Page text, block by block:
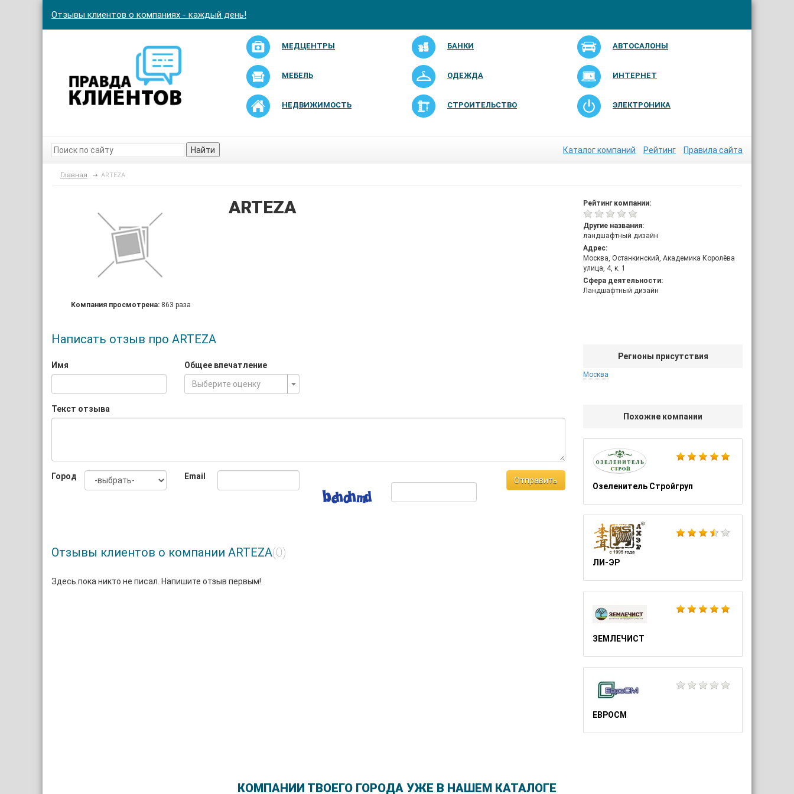
Отзывы клиентов о компаниях - каждый день!
МЕДЦЕНТРЫ БАНКИ АВТОСАЛОНЫ
МЕБЕЛЬ ОДЕЖДА ИНТЕРНЕТ
НЕДВИЖИМОСТЬ СТРОИТЕЛЬСТВО ЭЛЕКТРОНИКА
Найти Каталог компаний Рейтинг Правила сайта
Главная ARTEZA
Рейтинг компании:
Другие названия:
ландшафтный дизайн
Адрес:
Москва, Останкинский, Академика Королёва
улица, 4, к. 1
Сфера деятельности:
Ландшафтный дизайн
Регионы присутствия
Москва
Похожие компании
Озеленитель Стройгруп
ЛИ-ЭР
ЗЕМЛЕЧИСТ
ЕВРОСМ
Компания просмотрена: 863 раза
ARTEZA
Написать отзыв про ARTEZA
Имя
Общее впечатление
Выберите оценку
Текст отзыва
Город Email Отправить
Отзывы клиентов о компании ARTEZA(0)
Здесь пока никто не писал. Напишите отзыв первым!
КОМПАНИИ ТВОЕГО ГОРОДА УЖЕ В НАШЕМ КАТАЛОГЕ